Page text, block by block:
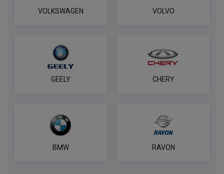
VOLKSWAGEN VOLVO
GEELY CHERY
BMW RAVON